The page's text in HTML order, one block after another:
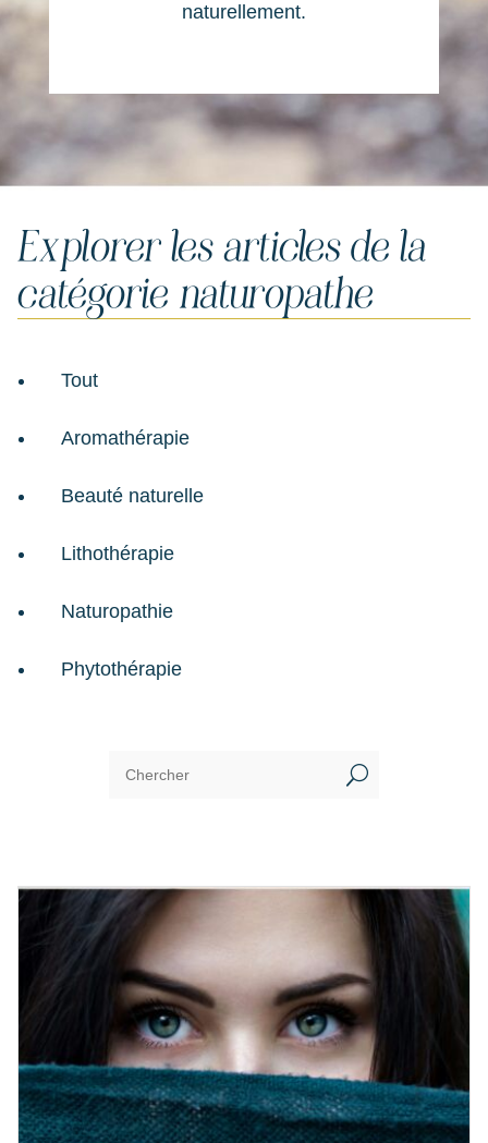
naturellement.
Explorer les articles de la
catégorie naturopathe
Tout
Aromathérapie
Beauté naturelle
Lithothérapie
Naturopathie
Phytothérapie
U